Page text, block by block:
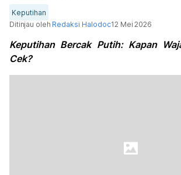
Keputihan
Ditinjau oleh Redaksi Halodoc12 Mei 2026
Keputihan Bercak Putih: Kapan
Cek?